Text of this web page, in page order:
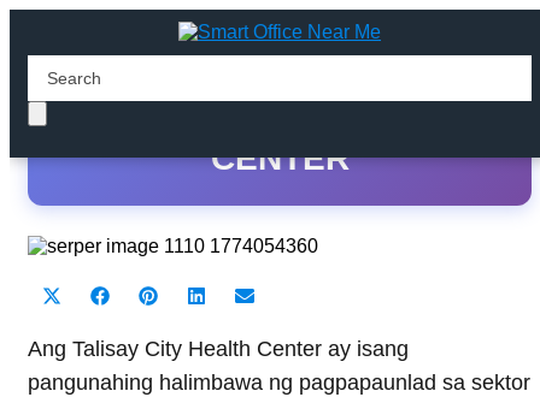
TALISAY CITY HEALTH
CENTER
Share
T
w
i
Share
c
e
b
Share
n
t
e
Share
n
k
e
Share
a
l
Ang Talisay City Health Center ay isang
pangunahing halimbawa ng pagpapaunlad sa sektor